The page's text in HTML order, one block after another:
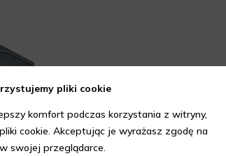
pliki cookie
komfort podczas korzystania z witryny,
cookie. Akceptując je wyrażasz zgodę na
swojej przeglądarce.